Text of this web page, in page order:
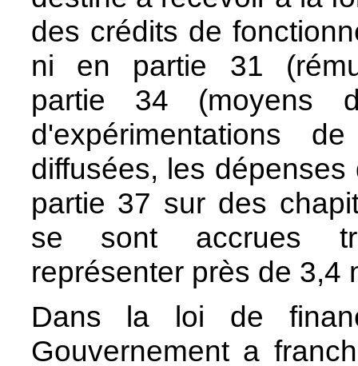
des crédits de
ni en partie 31
partie 34 (moyens
d'expérimentations
diffusées, les
partie 37 sur des
se sont accrues
représenter près de 3,4
Dans la loi de
Gouvernement a